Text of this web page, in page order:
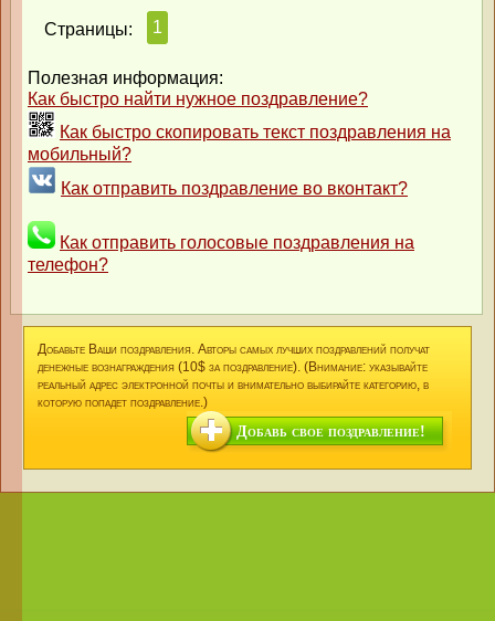
Страницы: 1
Полезная информация:
Как быстро найти нужное поздравление?
Как быстро скопировать текст поздравления на
мобильный?
Как отправить поздравление во вконтакт?
Как отправить голосовые поздравления на
телефон?
Добавьте Ваши поздравления. Авторы самых лучших поздравлений получат
денежные вознаграждения (10$ за поздравление). (Внимание: указывайте
реальный адрес электронной почты и внимательно выбирайте категорию, в
которую попадет поздравление.)
Добавь свое поздравление!